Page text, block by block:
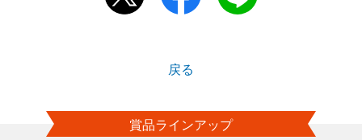
戻る
賞品ラインアップ